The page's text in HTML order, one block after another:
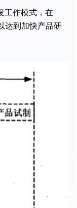
工作模式，在
达到加快产品研